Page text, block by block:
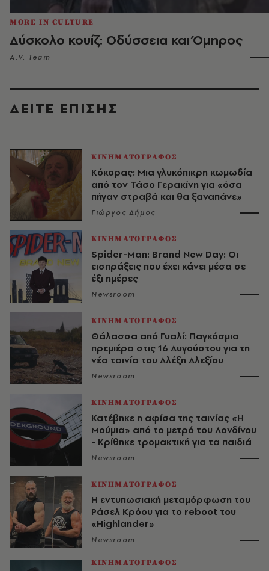
MORE IN CULTURE
Δύσκολο κουίζ: Οδύσσεια και Όμηρος
A.V. Team
ΔΕΙΤΕ ΕΠΙΣΗΣ
ΚΙΝΗΜΑΤΟΓΡΑΦΟΣ
Κόκορας: Μια γλυκόπικρη κωμωδία
από τον Τάσο Γερακίνη για «όσα
πήγαν στραβά και θα ξαναπάνε»
Γιώργος Δήμος
ΚΙΝΗΜΑΤΟΓΡΑΦΟΣ
Spider-Man: Brand New Day: Οι
εισπράξεις που έχει κάνει μέσα σε
έξι ημέρες
Newsroom
ΚΙΝΗΜΑΤΟΓΡΑΦΟΣ
Θάλασσα από Γυαλί: Παγκόσμια
πρεμιέρα στις 16 Αυγούστου για τη
νέα ταινία του Αλέξη Αλεξίου
Newsroom
ΚΙΝΗΜΑΤΟΓΡΑΦΟΣ
Κατέβηκε η αφίσα της ταινίας «Η
Μούμια» από το μετρό του Λονδίνου
- Κρίθηκε τρομακτική για τα παιδιά
Newsroom
ΚΙΝΗΜΑΤΟΓΡΑΦΟΣ
Η εντυπωσιακή μεταμόρφωση του
Ράσελ Κρόου για το reboot του
«Highlander»
Newsroom
ΚΙΝΗΜΑΤΟΓΡΑΦΟΣ